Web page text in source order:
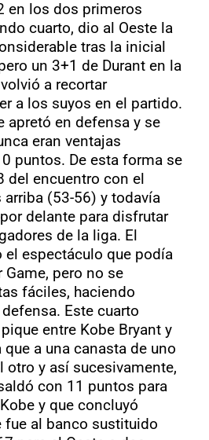
en los dos primeros
cuarto, dio al Oeste la
tras la inicial
un 3+1 de Durant en la
a recortar
a los suyos en el partido.
apretó en defensa y se
eran ventajas
puntos. De esta forma se
del encuentro con el
arriba (53-56) y todavía
delante para disfrutar
de la liga. El
espectáculo que podía
Game, pero no se
fáciles, haciendo
Este cuarto
entre Kobe Bryant y
que a una canasta de uno
otro y así sucesivamente,
con 11 puntos para
y que concluyó
fue al banco sustituido